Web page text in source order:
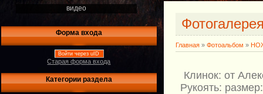
видео
Форма входа
Войти через uID
Старая форма входа
Категории раздела
Главная » Фотоальбом »
Клинок: от
Рукоять: